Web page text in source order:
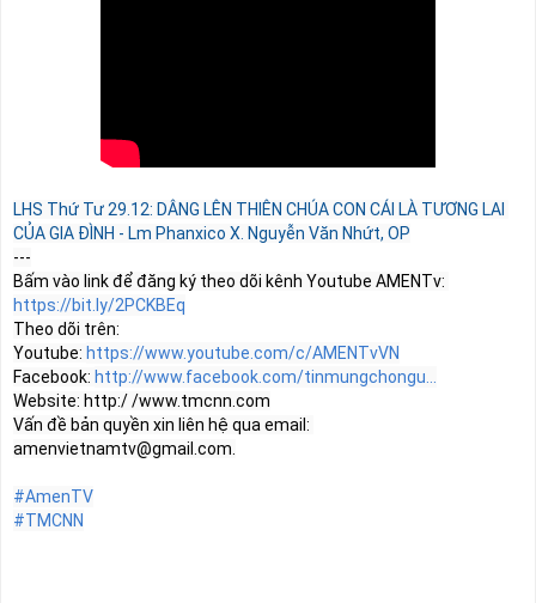
LHS Thứ Tư 29.12: DÂNG LÊN THIÊN CHÚA CON CÁI LÀ TƯƠNG LAI
CỦA GIA ĐÌNH - Lm Phanxico X. Nguyễn Văn Nhứt, OP
---
Bấm vào link để đăng ký theo dõi kênh Youtube AMENTv:
https://bit.ly/2PCKBEq
Theo dõi trên:
Youtube: https://www.youtube.com/c/AMENTvVN
Facebook: http://www.facebook.com/tinmungchongu...
Website: http:/ /www.tmcnn.com
amenvietnamtv@gmail.com.
#AmenTV
#TMCNN